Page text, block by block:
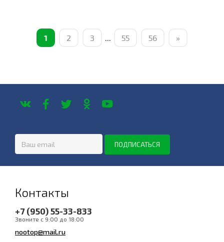
1 2 3 ... 55 56 »
Контакты
+7 (950) 55-33-833
Звоните с 9:00 до 18:00
nootop@mail.ru